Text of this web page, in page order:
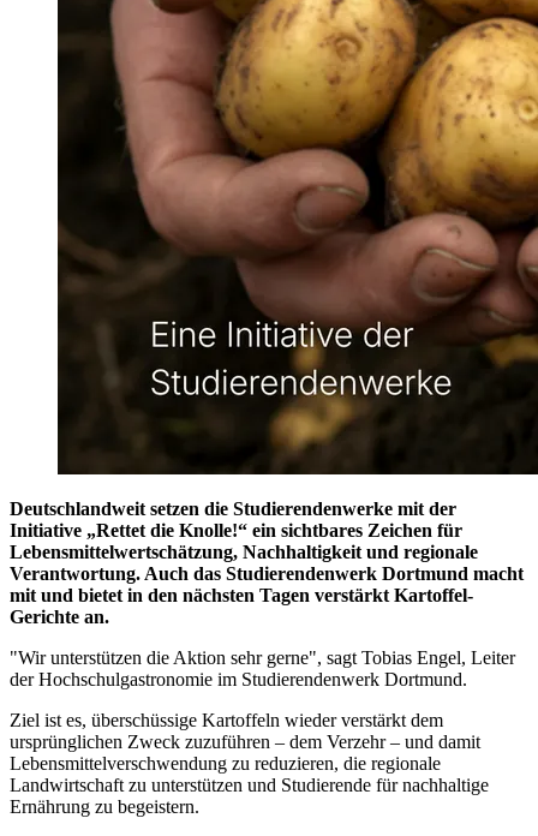
Deutschlandweit setzen die Studierendenwerke mit der
Initiative „Rettet die Knolle!“ ein sichtbares Zeichen für
Lebensmittelwertschätzung, Nachhaltigkeit und regionale
Verantwortung. Auch das Studierendenwerk Dortmund macht
mit und bietet in den nächsten Tagen verstärkt Kartoffel-
Gerichte an.
"Wir unterstützen die Aktion sehr gerne", sagt Tobias Engel, Leiter
der Hochschulgastronomie im Studierendenwerk Dortmund.
Ziel ist es, überschüssige Kartoffeln wieder verstärkt dem
ursprünglichen Zweck zuzuführen – dem Verzehr – und damit
Lebensmittelverschwendung zu reduzieren, die regionale
Landwirtschaft zu unterstützen und Studierende für nachhaltige
Ernährung zu begeistern.